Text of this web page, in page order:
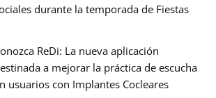
durante la temporada de Fiestas
ReDi: La nueva aplicación
a mejorar la práctica de escucha
usuarios con Implantes Cocleares